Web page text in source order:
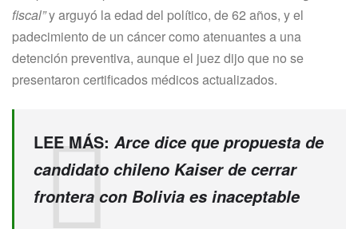
fiscal”y arguyó la edad del político, de 62 años, y el
padecimiento de un cáncer como atenuantes a una
detención preventiva, aunque el juez dijo que no se
presentaron certificados médicos actualizados.
LEE MÁS: Arce dice que propuesta de
candidato chileno Kaiser de cerrar
frontera con Bolivia es inaceptable